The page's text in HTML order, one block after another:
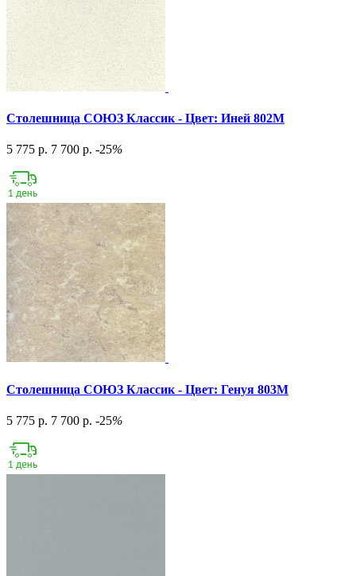
Столешница СОЮЗ Классик - Цвет: Иней 802М
5 775 р. 7 700 р. -25%
Столешница СОЮЗ Классик - Цвет: Генуя 803М
5 775 р. 7 700 р. -25%